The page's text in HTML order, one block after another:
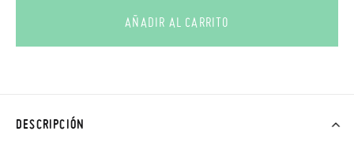
AÑADIR AL CARRITO
DESCRIPCIÓN